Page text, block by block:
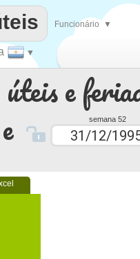
e
e semana 52
▼
Funcionário ▼